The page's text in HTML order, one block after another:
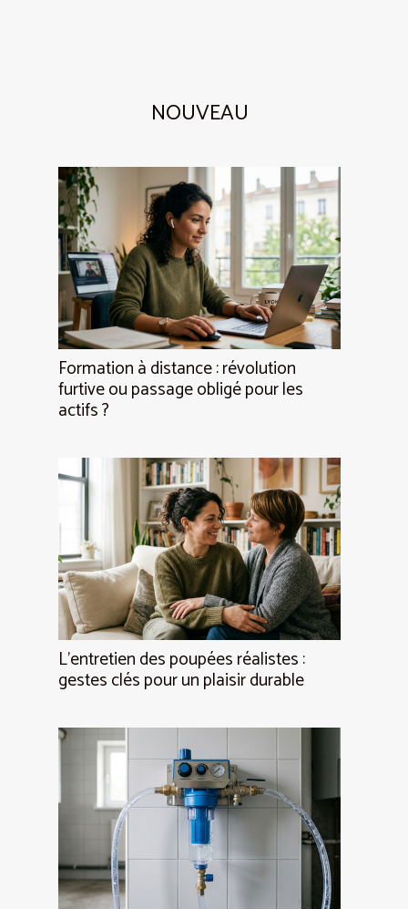
NOUVEAU
Formation à distance : révolution
furtive ou passage obligé pour les
actifs ?
L’entretien des poupées réalistes :
gestes clés pour un plaisir durable